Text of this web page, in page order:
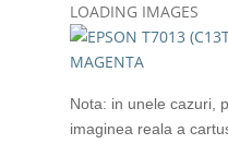
LOADING IMAGES
Nota: in unele cazuri,
imaginea reala a